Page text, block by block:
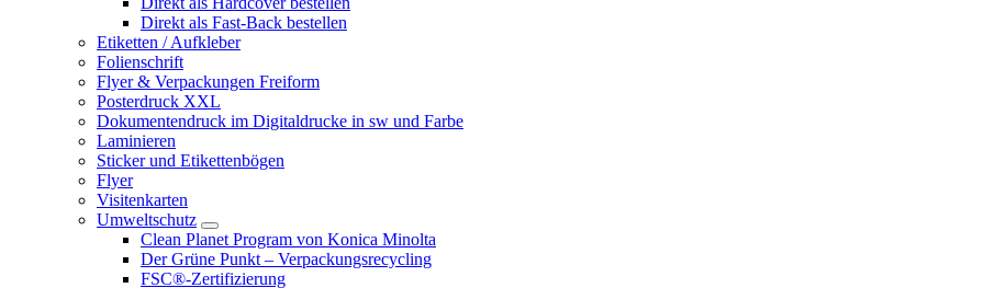
Direkt als Fast-Back bestellen
Etiketten / Aufkleber
Folienschrift
Flyer & Verpackungen Freiform
Posterdruck XXL
Dokumentendruck im Digitaldrucke in sw und Farbe
Laminieren
Sticker und Etikettenbögen
Flyer
Visitenkarten
Umweltschutz
Clean Planet Program von Konica Minolta
Der Grüne Punkt – Verpackungsrecycling
FSC®-Zertifizierung